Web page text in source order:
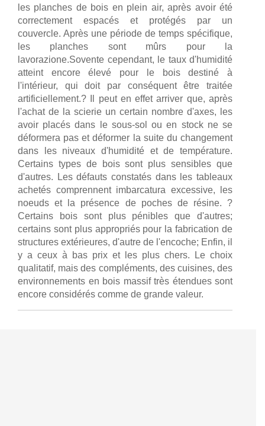
les planches de bois en plein air, après avoir été
correctement espacés et protégés par un
couvercle. Après une période de temps spécifique,
les planches sont mûrs pour la
lavorazione.Sovente cependant, le taux d'humidité
atteint encore élevé pour le bois destiné à
l'intérieur, qui doit par conséquent être traitée
artificiellement.? Il peut en effet arriver que, après
l'achat de la scierie un certain nombre d'axes, les
avoir placés dans le sous-sol ou en stock ne se
déformera pas et déformer la suite du changement
dans les niveaux d'humidité et de température.
Certains types de bois sont plus sensibles que
d'autres. Les défauts constatés dans les tableaux
achetés comprennent imbarcatura excessive, les
noeuds et la présence de poches de résine. ?
Certains bois sont plus pénibles que d'autres;
certains sont plus appropriés pour la fabrication de
structures extérieures, d'autre de l'encoche; Enfin, il
y a ceux à bas prix et les plus chers. Le choix
qualitatif, mais des compléments, des cuisines, des
environnements en bois massif très étendues sont
encore considérés comme de grande valeur.